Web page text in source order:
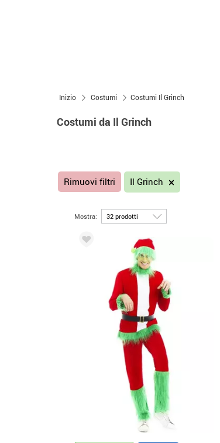
Inizio Costumi Costumi Il Grinch
Costumi da Il Grinch
Rimuovi filtri Il Grinch
Mostra: